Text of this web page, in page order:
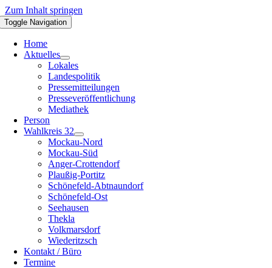
Zum Inhalt springen
Toggle Navigation
Home
Aktuelles
Lokales
Landespolitik
Pressemitteilungen
Presseveröffentlichung
Mediathek
Person
Wahlkreis 32
Mockau-Nord
Mockau-Süd
Anger-Crottendorf
Plaußig-Portitz
Schönefeld-Abtnaundorf
Schönefeld-Ost
Seehausen
Thekla
Volkmarsdorf
Wiederitzsch
Kontakt / Büro
Termine